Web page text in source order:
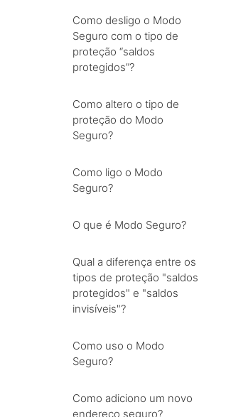
Como desligo o Modo
Seguro com o tipo de
proteção “saldos
protegidos”?
Como altero o tipo de
proteção do Modo
Seguro?
Como ligo o Modo
Seguro?
O que é Modo Seguro?
Qual a diferença entre os
tipos de proteção "saldos
protegidos" e "saldos
invisíveis"?
Como uso o Modo
Seguro?
Como adiciono um novo
endereço seguro?